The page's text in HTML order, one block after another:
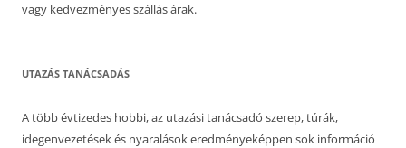
vagy kedvezményes szállás árak.
UTAZÁS TANÁCSADÁS
A több évtizedes hobbi, az utazási tanácsadó szerep, túrák,
idegenvezetések és nyaralások eredményeképpen sok információ